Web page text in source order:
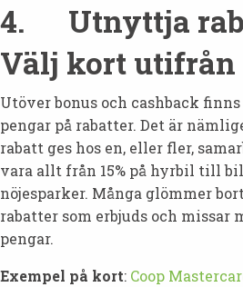
4. Utnyttja
Välj kort utifrån
Utöver bonus och cashback
pengar på rabatter. Det är
rabatt ges hos en, eller fler,
vara allt från 15% på hyrbil till
nöjesparker. Många glömmer
rabatter som erbjuds och missar
pengar.
Exempel på kort: Coop